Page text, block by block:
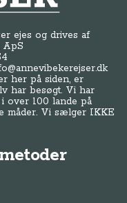
ejes og drives af
ApS
her på siden, er
har besøgt. Vi har
over 100 lande på
måder. Vi sælger IKKE